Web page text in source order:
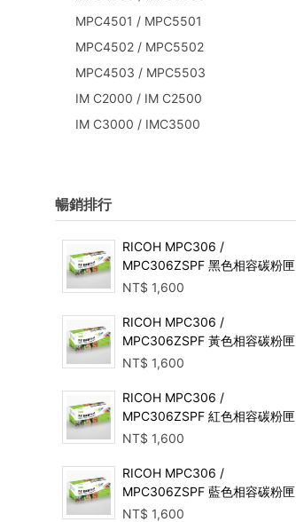
MPC4501 / MPC5501
MPC4502 / MPC5502
MPC4503 / MPC5503
IM C2000 / IM C2500
IM C3000 / IMC3500
暢銷排行
RICOH MPC306 /
MPC306ZSPF 黑色相容碳粉匣
NT$ 1,600
RICOH MPC306 /
MPC306ZSPF 黃色相容碳粉匣
NT$ 1,600
RICOH MPC306 /
MPC306ZSPF 紅色相容碳粉匣
NT$ 1,600
RICOH MPC306 /
MPC306ZSPF 藍色相容碳粉匣
NT$ 1,600